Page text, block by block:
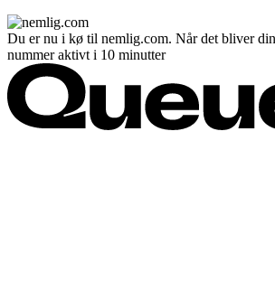
Du er nu i kø til nemlig.com. Når det bliver
nummer aktivt i 10 minutter